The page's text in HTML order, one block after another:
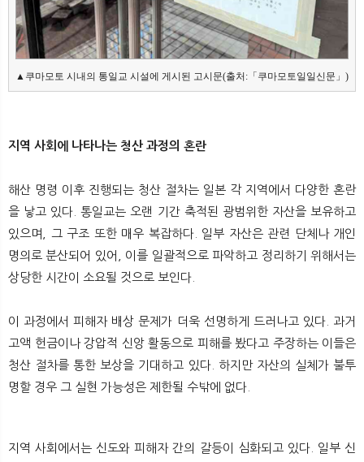
▲쿠마모토 시내의 통일교 시설에 게시된 고시문(출처:「쿠마모토일일신문」)
지역 사회에 나타나는 청산 과정의 혼란
해산 명령 이후 진행되는 청산 절차는 일본 각 지역에서 다양한 혼란
을 낳고 있다. 통일교는 오랜 기간 축적된 광범위한 자산을 보유하고
있으며, 그 구조 또한 매우 복잡하다. 일부 자산은 관련 단체나 개인
명의로 분산되어 있어, 이를 일괄적으로 파악하고 정리하기 위해서는
상당한 시간이 소요될 것으로 보인다.
이 과정에서 피해자 배상 문제가 더욱 선명하게 드러나고 있다. 과거
고액 헌금이나 강압적 신앙 활동으로 피해를 봤다고 주장하는 이들은
청산 절차를 통한 보상을 기대하고 있다. 하지만 자산의 실체가 불투
명할 경우 그 실현 가능성은 제한될 수밖에 없다.
지역 사회에서는 신도와 피해자 간의 갈등이 심화되고 있다. 일부 신